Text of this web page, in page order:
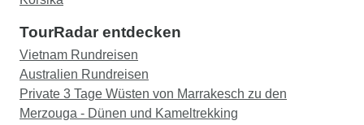
TourRadar entdecken
Vietnam Rundreisen
Australien Rundreisen
Private 3 Tage Wüsten von Marrakesch zu den
Merzouga - Dünen und Kameltrekking